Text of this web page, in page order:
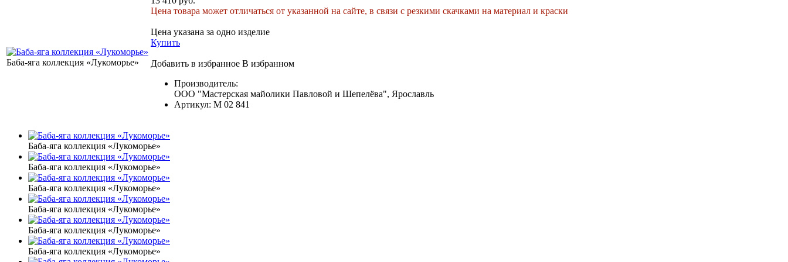
Баба-яга коллекция «Лукоморье»
Цена товара может отличаться от указанной на сайте, в связи с резкими скачками на материал и краски
Цена указана за одно изделие
Купить
Добавить в избранное В избранном
Производитель:
ООО "Мастерская майолики Павловой и Шепелёва", Ярославль
Артикул: М 02 841
Баба-яга коллекция «Лукоморье»
Баба-яга коллекция «Лукоморье»
Баба-яга коллекция «Лукоморье»
Баба-яга коллекция «Лукоморье»
Баба-яга коллекция «Лукоморье»
Баба-яга коллекция «Лукоморье»